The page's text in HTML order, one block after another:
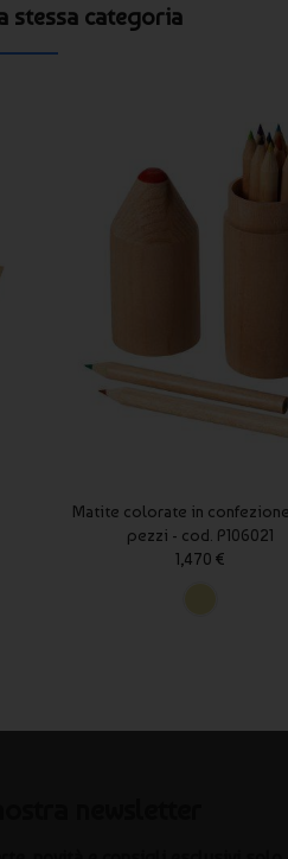
stessa categoria
Matite colorate in confezione
pezzi - cod. P106021
1,470 €